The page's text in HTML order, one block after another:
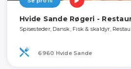
Hvide Sande Røgeri -
Spisesteder, Dansk, Fisk & skaldyr,
6960 Hvide Sande